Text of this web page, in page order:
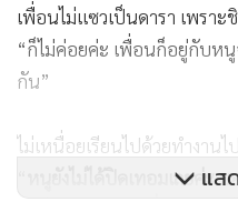
เพื่อนไม่แซวเป็นดารา เพราะ
“ก็ไม่ค่อยค่ะ เพื่อนก็อยู่กับห
กัน”
ไม่เหนื่อยเรียนไปด้วยทำงานไ
หนูยังไม่ได้ปิดเทอมเลยค่ะ
แส